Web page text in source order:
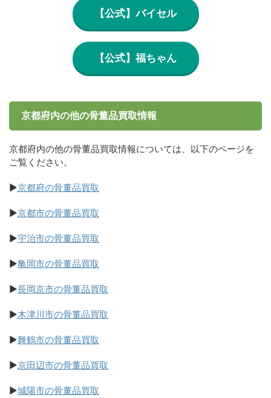
【公式】バイセル
【公式】福ちゃん
京都府内の他の骨董品買取情報
京都府内の他の骨董品買取情報については、以下のページを
ご覧ください。
▶京都府の骨董品買取
▶京都市の骨董品買取
▶宇治市の骨董品買取
▶亀岡市の骨董品買取
▶長岡京市の骨董品買取
▶木津川市の骨董品買取
▶舞鶴市の骨董品買取
▶京田辺市の骨董品買取
▶城陽市の骨董品買取